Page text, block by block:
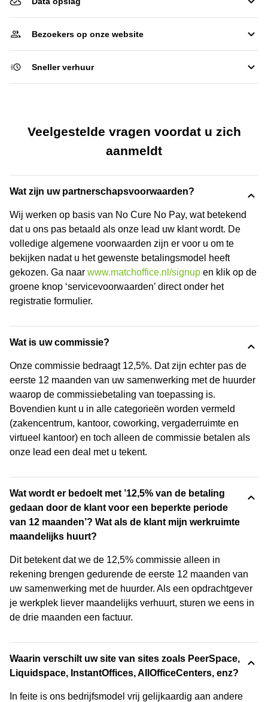
Bezoekers op onze website
Sneller verhuur
Veelgestelde vragen voordat u zich
aanmeldt
Wat zijn uw partnerschapsvoorwaarden?
Wij werken op basis van No Cure No Pay, wat betekend
dat u ons pas betaald als onze lead uw klant wordt. De
volledige algemene voorwaarden zijn er voor u om te
bekijken nadat u het gewenste betalingsmodel heeft
gekozen. Ga naar www.matchoffice.nl/signup en klik op de
groene knop ‘servicevoorwaarden’ direct onder het
registratie formulier.
Wat is uw commissie?
Onze commissie bedraagt 12,5%. Dat zijn echter pas de
eerste 12 maanden van uw samenwerking met de huurder
waarop de commissiebetaling van toepassing is.
Bovendien kunt u in alle categorieën worden vermeld
(zakencentrum, kantoor, coworking, vergaderruimte en
virtueel kantoor) en toch alleen de commissie betalen als
onze lead een deal met u tekent.
Wat wordt er bedoelt met ’12,5% van de betaling
gedaan door de klant voor een beperkte periode
van 12 maanden’? Wat als de klant mijn werkruimte
maandelijks huurt?
Dit betekent dat we de 12,5% commissie alleen in
rekening brengen gedurende de eerste 12 maanden van
uw samenwerking met de huurder. Als een opdrachtgever
je werkplek liever maandelijks verhuurt, sturen we eens in
de drie maanden een factuur.
Waarin verschilt uw site van sites zoals PeerSpace,
Liquidspace, InstantOffices, AllOfficeCenters, enz?
In feite is ons bedrijfsmodel vrij gelijkaardig aan andere